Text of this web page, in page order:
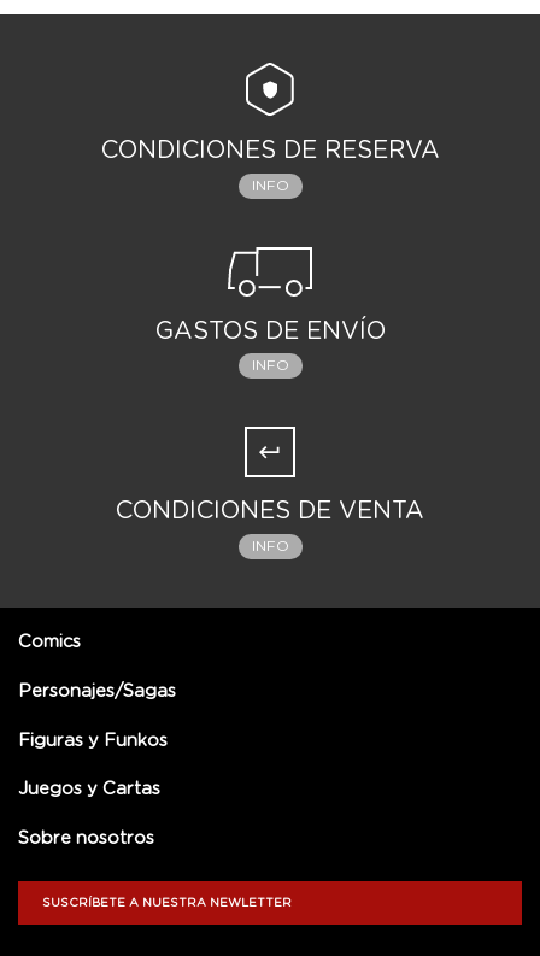
CONDICIONES DE RESERVA
INFO
GASTOS DE ENVÍO
INFO
CONDICIONES DE VENTA
INFO
Comics
Personajes/Sagas
Figuras y Funkos
Juegos y Cartas
Sobre nosotros
SUSCRÍBETE A NUESTRA NEWLETTER